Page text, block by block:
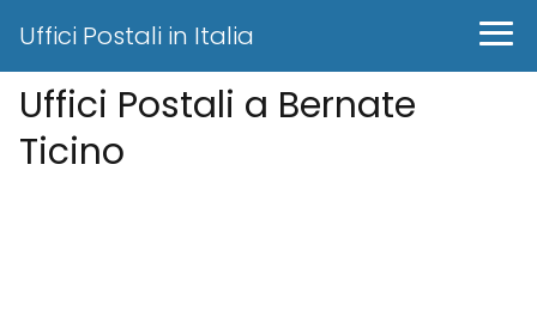
Uffici Postali in Italia
Uffici Postali a Bernate
Ticino